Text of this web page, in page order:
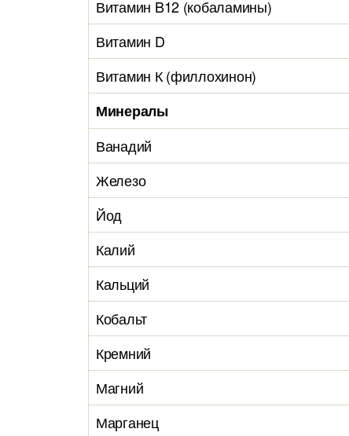
Витамин B12 (кобаламины)
Витамин D
Витамин К (филлохинон)
Минералы
Ванадий
Железо
Йод
Калий
Кальций
Кобальт
Кремний
Магний
Марганец